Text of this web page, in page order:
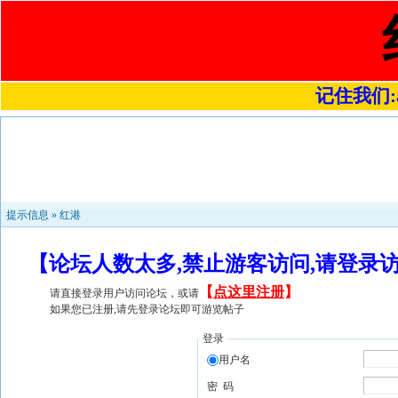
记住我们
提示信息 » 红港
【论坛人数太多,禁止游客访问,请登
请直接登录用户访问论坛，或请 【 点这里注册】
如果您已注册,请先登录论坛即可游览帖子
登录
用户名
密 码